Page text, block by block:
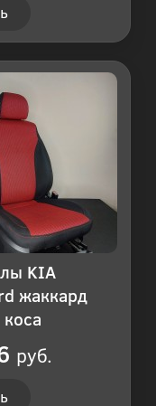
KIA
жаккард
руб.